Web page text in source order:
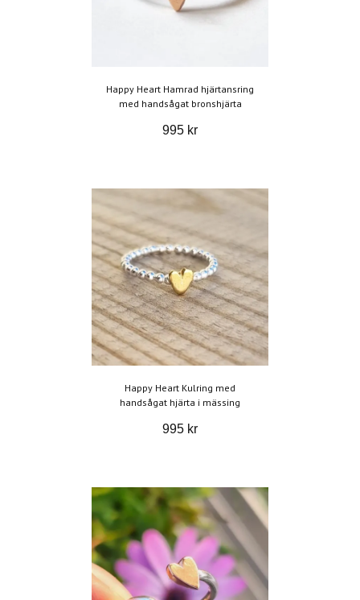
Happy Heart Hamrad hjärtansring
med handsågat bronshjärta
995 kr
Happy Heart Kulring med
handsågat hjärta i mässing
995 kr